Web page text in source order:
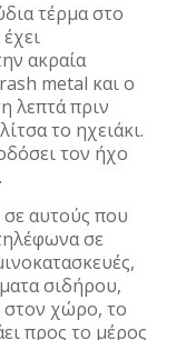
τέρμα στο
ακραία
metal και ο
λεπτά πριν
το ηχειάκι.
τον ήχο
αυτούς που
σε
σιδήρου,
στον χώρο, το
προς το μέρος